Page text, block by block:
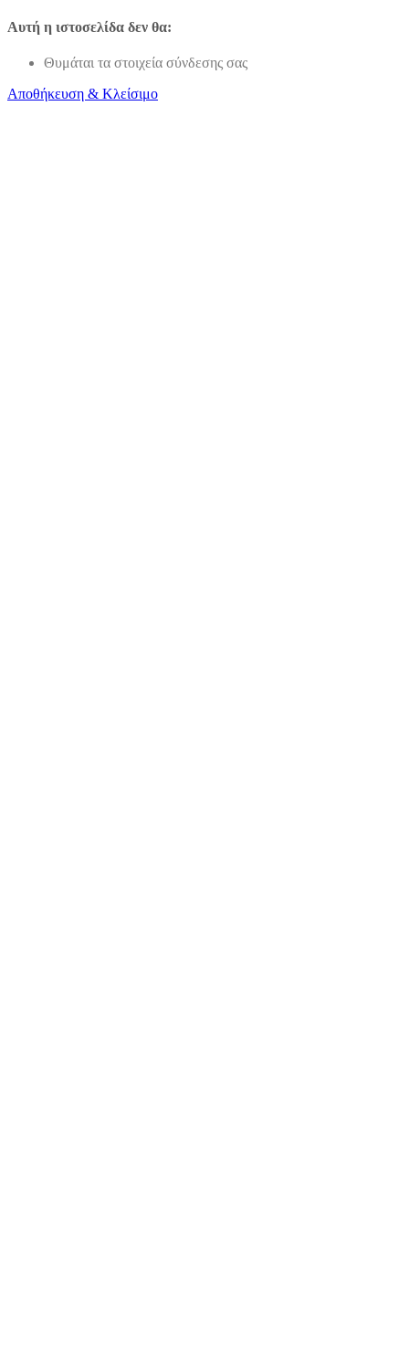
Αυτή η ιστοσελίδα δεν θα:
Θυμάται τα στοιχεία σύνδεσης σας
Αποθήκευση & Κλείσιμο